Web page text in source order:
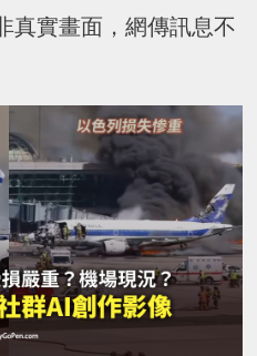
真實畫面，網傳訊息不